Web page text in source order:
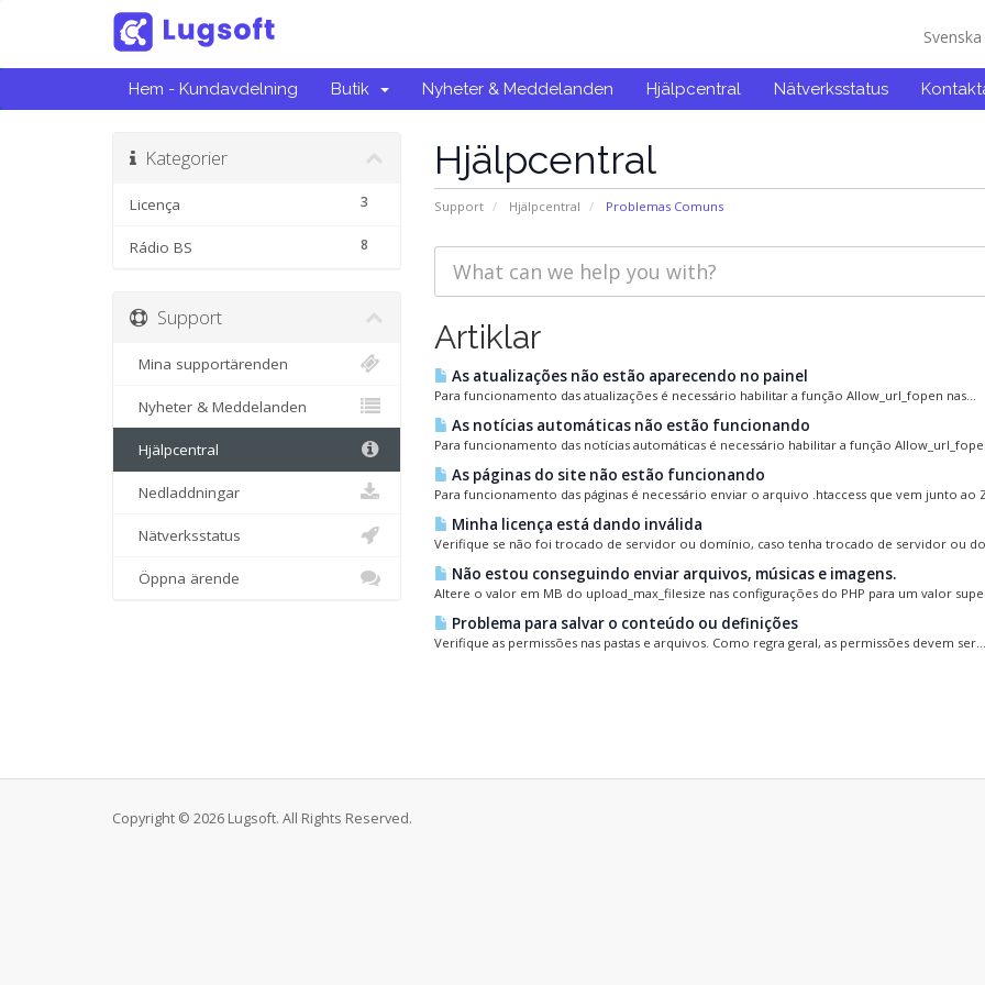
Svenska
Hem - Kundavdelning Butik Nyheter & Meddelanden Hjälpcentral Nätverksstatus
Hjälpcentral
Support Hjälpcentral Problemas Comuns
Kategorier
3
Licença
8
Rádio BS
Artiklar
As atualizações não estão aparecendo no painel
Para funcionamento das atualizações é necessário habilitar a função Allow_url_fopen nas...
As notícias automáticas não estão funcionando
Para funcionamento das notícias automáticas é necessário habilitar a função
As páginas do site não estão funcionando
Para funcionamento das páginas é necessário enviar o arquivo .htaccess que vem junto ao
Minha licença está dando inválida
Verifique se não foi trocado de servidor ou domínio, caso tenha trocado de servidor ou
Não estou conseguindo enviar arquivos, músicas e imagens.
Altere o valor em MB do upload_max_filesize nas configurações do PHP para um valor
Problema para salvar o conteúdo ou definições
Verifique as permissões nas pastas e arquivos. Como regra geral, as permissões devem ser...
Support
Mina supportärenden
Nyheter & Meddelanden
Hjälpcentral
Nedladdningar
Nätverksstatus
Öppna ärende
Copyright © 2026 Lugsoft. All Rights Reserved.